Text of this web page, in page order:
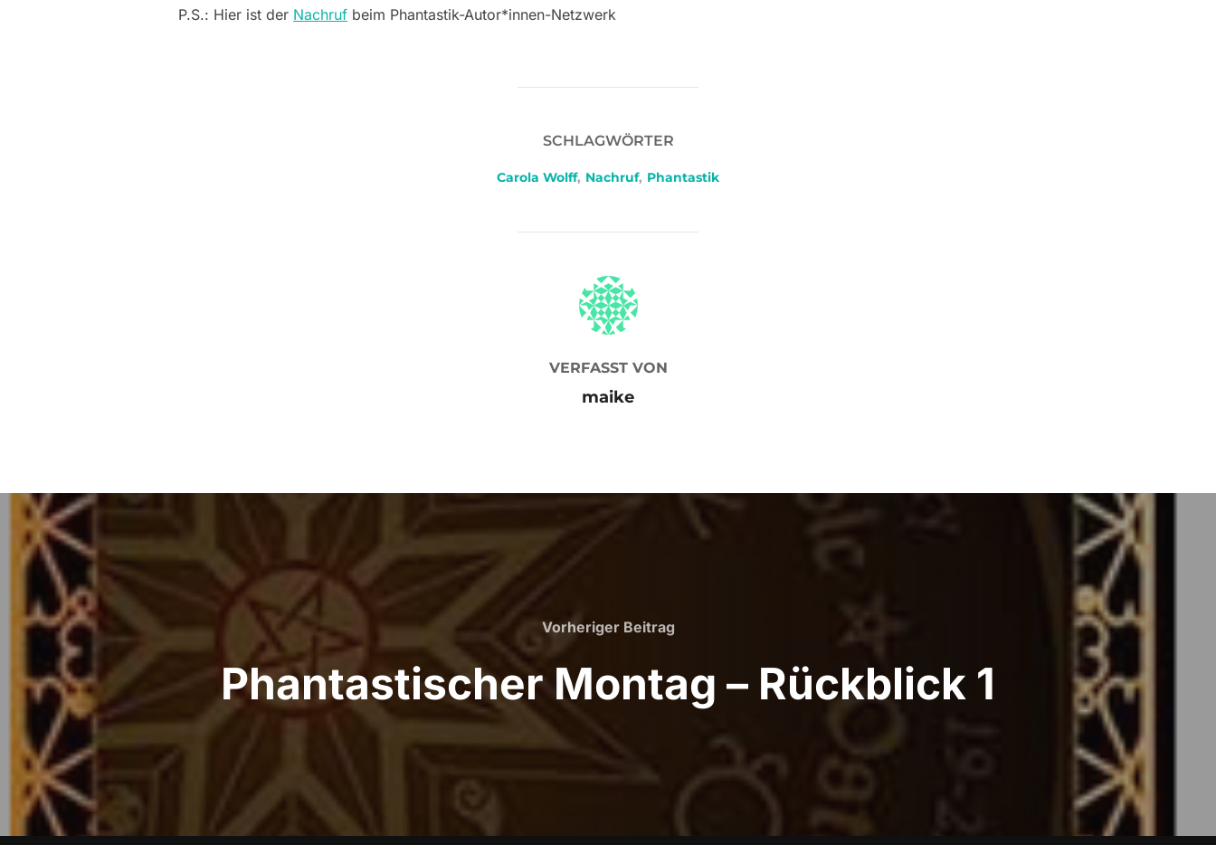
P.S.: Hier ist der Nachruf beim Phantastik-Autor*innen-Netzwerk
SCHLAGWÖRTER
Carola Wolff, Nachruf, Phantastik
BEITRAGSAUTOR
VERFASST VON
maike
Beitrags-
Navigation
Vorheriger
Vorheriger Beitrag
Phantastischer Montag – Rückblick 1